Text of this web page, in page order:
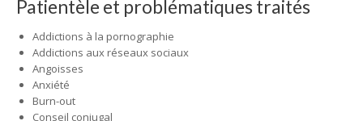
Patientèle et problématiques traités
Addictions à la pornographie
Addictions aux réseaux sociaux
Angoisses
Anxiété
Burn-out
Conseil conjugal